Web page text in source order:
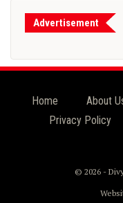
Advertisement
Home About
Privacy Policy
© 2026 -